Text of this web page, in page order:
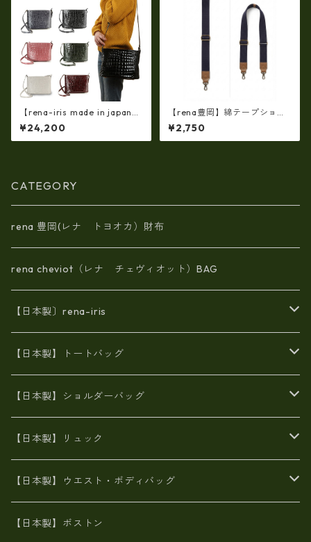
【rena-iris made in japan】
牛革製品・エナメルクロコ・
ショルダーバッグ(日本製）ir-
4042
¥24,200
【rena豊岡】綿テープショル
ダーベルト（rj-300）【豊岡
製品】
¥2,750
CATEGORY
rena 豊岡(レナ トヨオカ）財布
rena cheviot（レナ チェヴィオット）BAG
【日本製〕rena-iris
エナメル（パテント）レザー
牛革製品トート・ショルダー
牛革製品リュック
【日本製】トートバッグ
火山灰染めバッグ
8号帆布
豊岡製
ヌメ革バッグ
Ａ3サイズ
オイルレザー
エナメル
【日本製】ショルダーバッグ
漂流ロープバッグ
6号蝋引き帆布
火山灰染めバッグ
8号帆布
財布ポシェット
【日本製】リュック
帆布
豊岡
牛革
【日本製】ウエスト・ボディバッグ
帆布
【日本製】ボストン